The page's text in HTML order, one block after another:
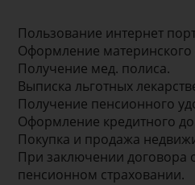
Пользование интернет
Оформление материнского
Получение мед. полиса.
Выписка льготных
Получение пенсионного
Оформление кредитного
Покупка и продажа
При заключении договора
пенсионном страховании.